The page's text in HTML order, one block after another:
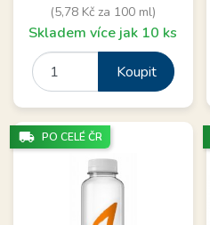
(5,78 Kč za 100 ml)
Skladem více jak 10 ks
Koupit
local_shipping PO CELÉ ČR